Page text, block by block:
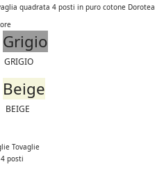
quadrata 4 posti in puro cotone Dorotea
Grigio
GRIGIO
Beige
BEIGE
Tovaglie
4 posti